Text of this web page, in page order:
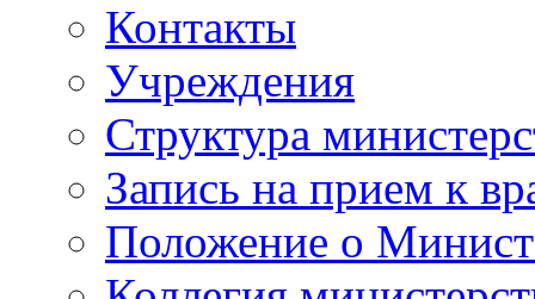
Контакты
Учреждения
Структура
Запись на прием к
Положение о